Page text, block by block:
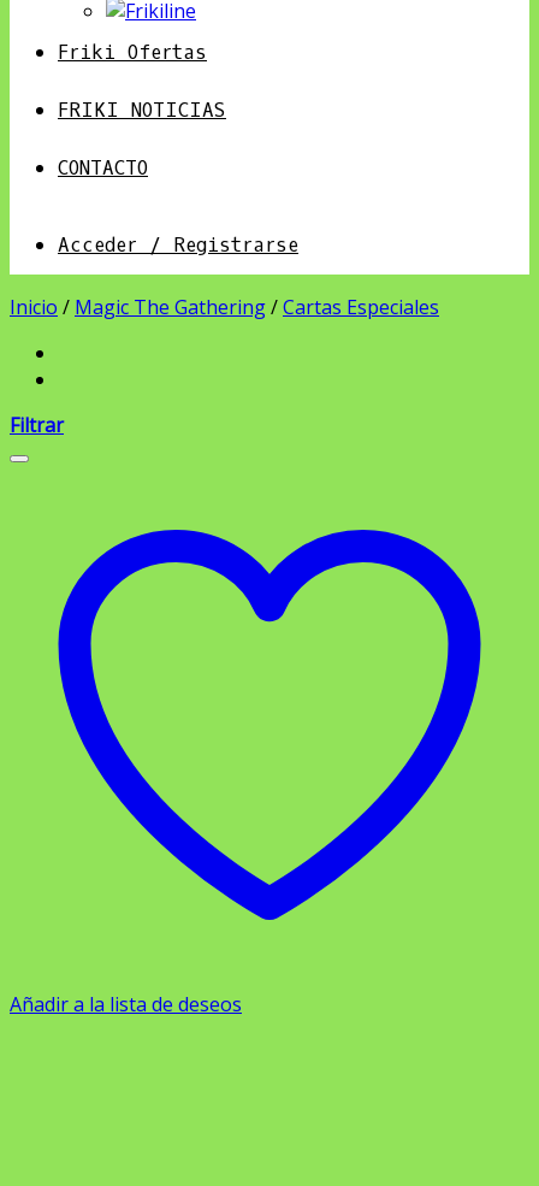
Friki Ofertas
FRIKI NOTICIAS
CONTACTO
Acceder / Registrarse
Inicio / Magic The Gathering/Cartas Especiales
Filtrar
Añadir a la lista de deseos